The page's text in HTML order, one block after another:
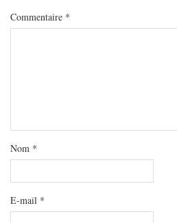
ARTICLES PRATIQUES
BEAUTÉ
ME CONTACTER
Commentaire *
Nom *
E-mail *